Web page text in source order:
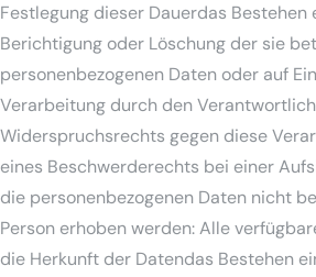
Festlegung dieser Dauerdas Bestehen
Berichtigung oder Löschung der sie
personenbezogenen Daten oder auf
Verarbeitung durch den
Widerspruchsrechts gegen diese
eines Beschwerderechts bei einer
die personenbezogenen Daten nicht
Person erhoben werden: Alle
die Herkunft der Datendas Bestehen